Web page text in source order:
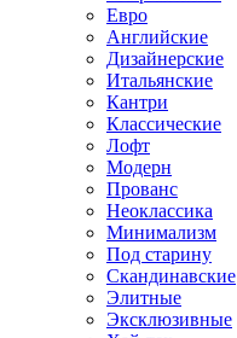
Евро
Английские
Дизайнерские
Итальянские
Кантри
Классические
Лофт
Модерн
Прованс
Неоклассика
Минимализм
Под старину
Скандинавские
Элитные
Эксклюзивные